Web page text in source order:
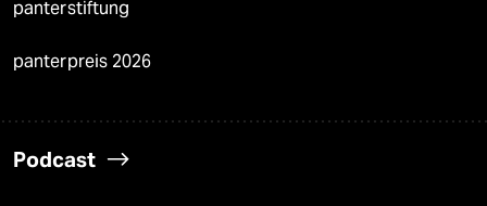
panterstiftung
panterpreis 2026
Podcast